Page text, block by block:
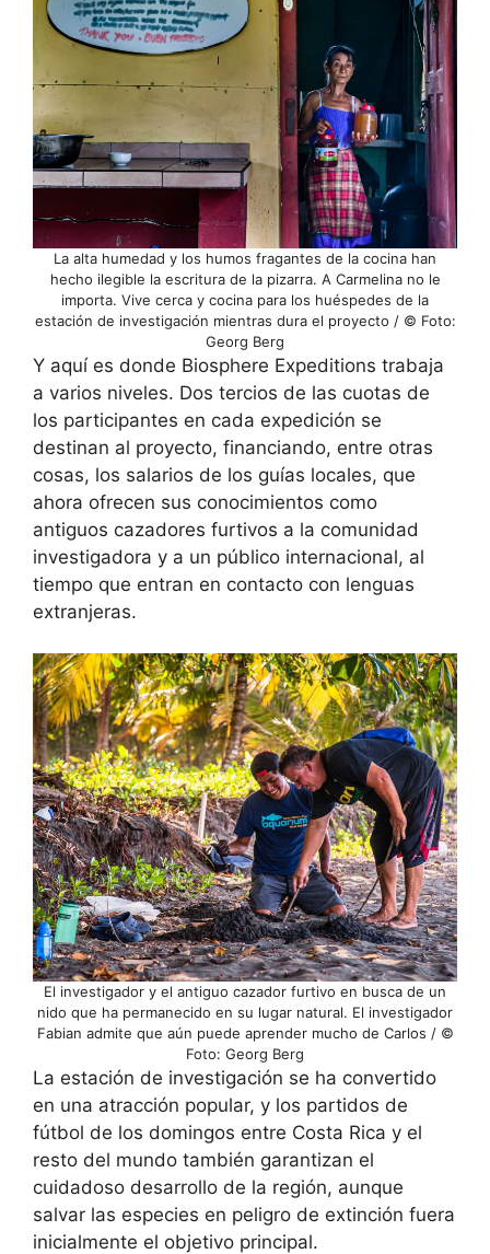
La alta humedad y los humos fragantes de la cocina han
hecho ilegible la escritura de la pizarra. A Carmelina no le
importa. Vive cerca y cocina para los huéspedes de la
estación de investigación mientras dura el proyecto / © Foto:
Georg Berg
Y aquí es donde Biosphere Expeditions trabaja
a varios niveles. Dos tercios de las cuotas de
los participantes en cada expedición se
destinan al proyecto, financiando, entre otras
cosas, los salarios de los guías locales, que
ahora ofrecen sus conocimientos como
antiguos cazadores furtivos a la comunidad
investigadora y a un público internacional, al
tiempo que entran en contacto con lenguas
extranjeras.
El investigador y el antiguo cazador furtivo en busca de un
nido que ha permanecido en su lugar natural. El investigador
Fabian admite que aún puede aprender mucho de Carlos / ©
Foto: Georg Berg
La estación de investigación se ha convertido
en una atracción popular, y los partidos de
fútbol de los domingos entre Costa Rica y el
resto del mundo también garantizan el
cuidadoso desarrollo de la región, aunque
salvar las especies en peligro de extinción fuera
inicialmente el objetivo principal.